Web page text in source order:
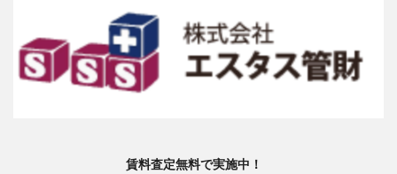
賃料査定無料で実施中！